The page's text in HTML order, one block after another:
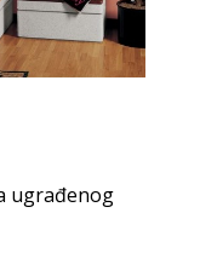
ugrađenog